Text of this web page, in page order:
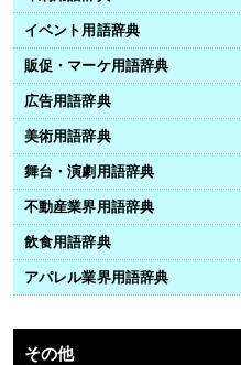
イベント用語辞典
販促・マーケ用語辞典
広告用語辞典
美術用語辞典
舞台・演劇用語辞典
不動産業界用語辞典
飲食用語辞典
アパレル業界用語辞典
その他